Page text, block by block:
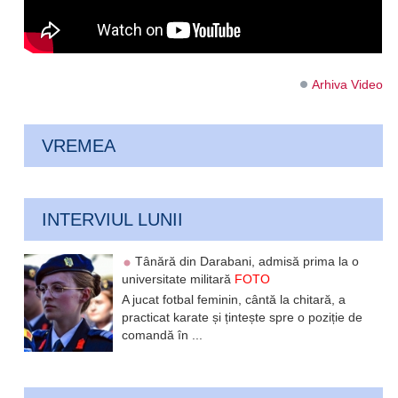
Arhiva Video
VREMEA
INTERVIUL LUNII
Tânără din Darabani, admisă prima la o
universitate militară FOTO
A jucat fotbal feminin, cântă la chitară, a
practicat karate și țintește spre o poziție de
comandă în ...